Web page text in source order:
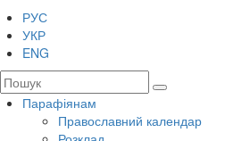
РУС
УКР
ENG
Парафіянам
Православний календар